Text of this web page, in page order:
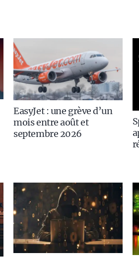
EasyJet : une grève d’un
mois entre août et
septembre 2026